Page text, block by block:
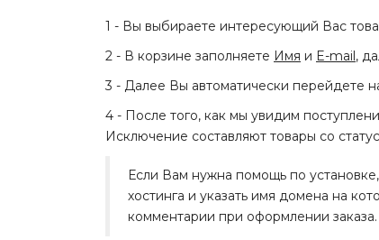
1 - Вы выбираете интересующий Вас
2 - В корзине заполняете Имя и E-mail,
3 - Далее Вы автоматически перейдете
4 - После того, как мы увидим
Исключение составляют товары со
Если Вам нужна помощь по
хостинга и указать имя домена на
комментарии при оформлении заказа.